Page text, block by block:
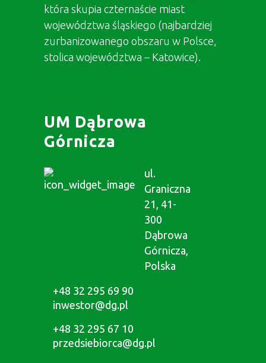
która skupia czternaście miast
województwa śląskiego (najbardziej
zurbanizowanego obszaru w Polsce,
stolica województwa – Katowice).
UM Dąbrowa
Górnicza
ul.
Graniczna
21, 41-
300
Dąbrowa
Górnicza,
Polska
+48 32 295 69 90
inwestor@dg.pl
+48 32 295 67 10
przedsiebiorca@dg.pl